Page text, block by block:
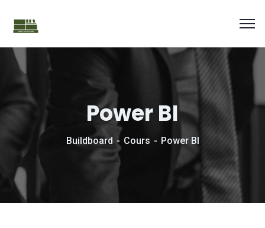
Power BI
Buildboard Cours Power BI